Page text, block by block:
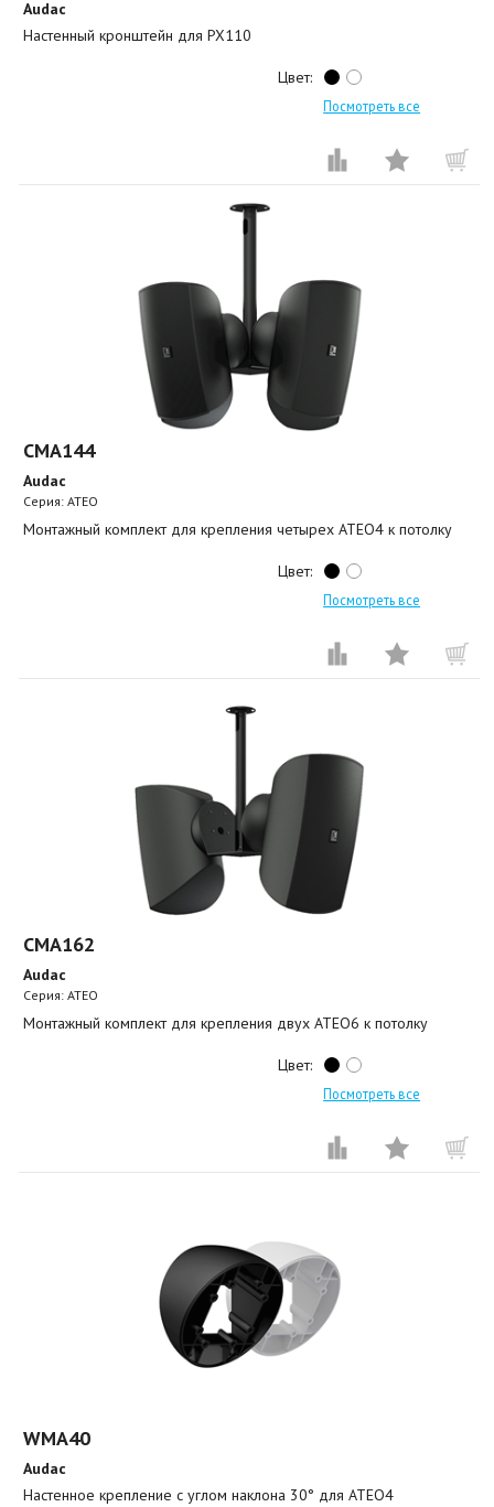
Audac
Настенный кронштейн для PX110
Цвет:
Посмотреть все
CMA144
Audac
Серия: ATEO
Монтажный комплект для крепления четырех ATEO4 к потолку
Цвет:
Посмотреть все
CMA162
Audac
Серия: ATEO
Монтажный комплект для крепления двух ATEO6 к потолку
Цвет:
Посмотреть все
WMA40
Audac
Настенное крепление с углом наклона 30° для ATEO4